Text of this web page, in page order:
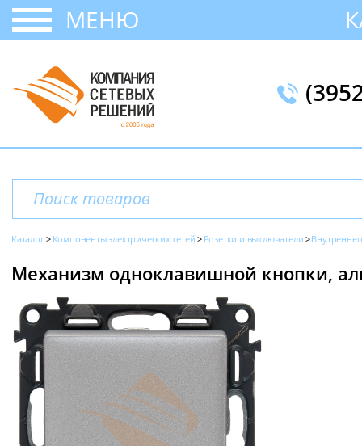
МЕНЮ
Каталог Компоненты электрических сетей Розетки и выключатели
Механизм одноклавишной кнопки,